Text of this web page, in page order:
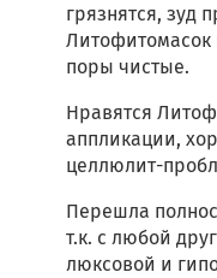
грязнятся, зуд
Литофитомасок
поры чистые.
Нравятся
аппликации,
целлюлит-
Перешла
т.к. с любой
люксовой и